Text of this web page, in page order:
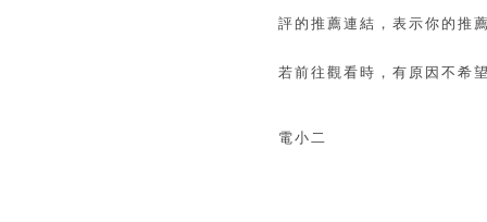
評的推薦連結，表示你的推
若前往觀看時，有原因不希
電小二